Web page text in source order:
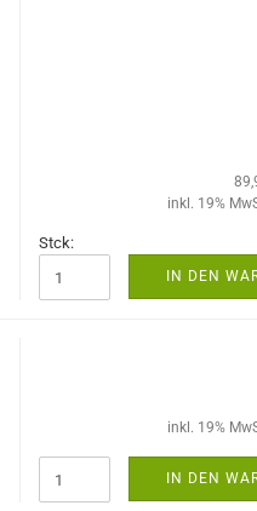
inkl. 19%
Stck:
IN DEN
inkl. 19%
IN DEN